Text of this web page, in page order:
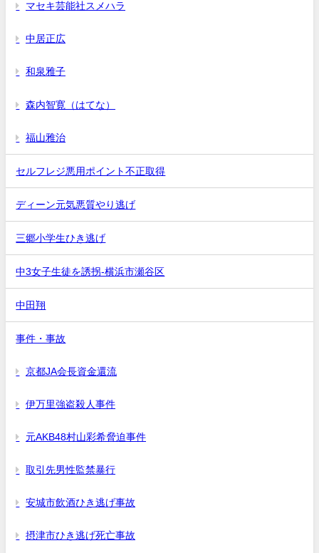
マセキ芸能社スメハラ
中居正広
和泉雅子
森内智寛（はてな）
福山雅治
セルフレジ悪用ポイント不正取得
ディーン元気悪質やり逃げ
三郷小学生ひき逃げ
中3女子生徒を誘拐-横浜市瀬谷区
中田翔
事件・事故
京都JA会長資金還流
伊万里強盗殺人事件
元AKB48村山彩希脅迫事件
取引先男性監禁暴行
安城市飲酒ひき逃げ事故
摂津市ひき逃げ死亡事故